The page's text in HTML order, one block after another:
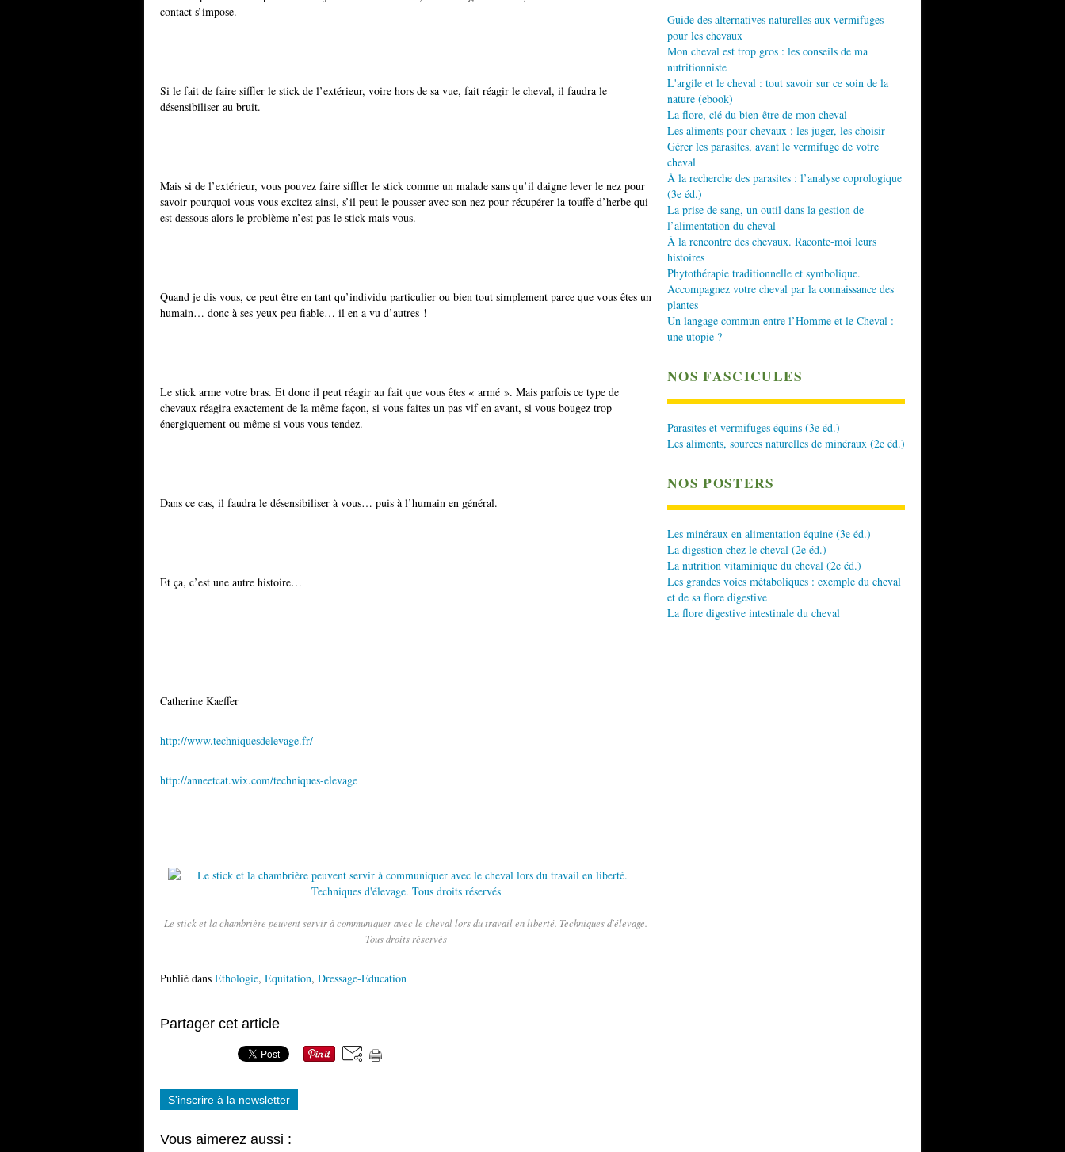
contact s’impose.
Si le fait de faire siffler le stick de l’extérieur, voire hors de sa vue, fait réagir le cheval, il faudra le
désensibiliser au bruit.
Mais si de l’extérieur, vous pouvez faire siffler le stick comme un malade sans qu’il daigne lever le nez pour
savoir pourquoi vous vous excitez ainsi, s’il peut le pousser avec son nez pour récupérer la touffe d’herbe qui
est dessous alors le problème n’est pas le stick mais vous.
Quand je dis vous, ce peut être en tant qu’individu particulier ou bien tout simplement parce que vous êtes un
humain… donc à ses yeux peu fiable… il en a vu d’autres !
Le stick arme votre bras. Et donc il peut réagir au fait que vous êtes « armé ». Mais parfois ce type de
chevaux réagira exactement de la même façon, si vous faites un pas vif en avant, si vous bougez trop
énergiquement ou même si vous vous tendez.
Dans ce cas, il faudra le désensibiliser à vous… puis à l’humain en général.
Et ça, c’est une autre histoire…
Catherine Kaeffer
http://www.techniquesdelevage.fr/
http://anneetcat.wix.com/techniques-elevage
Le stick et la chambrière peuvent servir à communiquer avec le cheval lors du travail en liberté. Techniques d'élevage.
Tous droits réservés
Publié dans Ethologie, Equitation, Dressage-Education
Partager cet article
S'inscrire à la newsletter
Vous aimerez aussi :
Guide des alternatives naturelles aux vermifuges
pour les chevaux
Mon cheval est trop gros : les conseils de ma
nutritionniste
L'argile et le cheval : tout savoir sur ce soin de la
nature (ebook)
La flore, clé du bien-être de mon cheval
Les aliments pour chevaux : les juger, les choisir
Gérer les parasites, avant le vermifuge de votre
cheval
À la recherche des parasites : l’analyse coprologique
(3e éd.)
La prise de sang, un outil dans la gestion de
l’alimentation du cheval
À la rencontre des chevaux. Raconte-moi leurs
histoires
Phytothérapie traditionnelle et symbolique.
Accompagnez votre cheval par la connaissance des
plantes
Un langage commun entre l’Homme et le Cheval :
une utopie ?
NOS FASCICULES
Parasites et vermifuges équins (3e éd.)
Les aliments, sources naturelles de minéraux (2e éd.)
NOS POSTERS
Les minéraux en alimentation équine (3e éd.)
La digestion chez le cheval (2e éd.)
La nutrition vitaminique du cheval (2e éd.)
Les grandes voies métaboliques : exemple du cheval
et de sa flore digestive
La flore digestive intestinale du cheval